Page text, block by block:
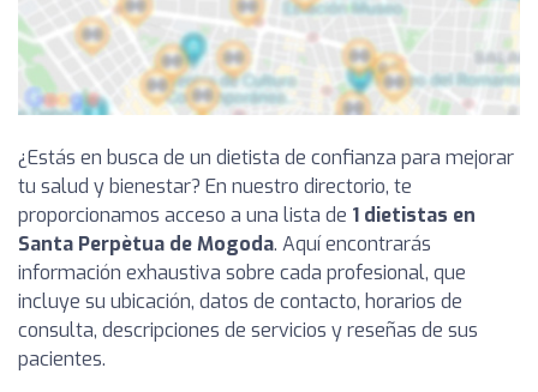
¿Estás en busca de un dietista de confianza para mejorar
tu salud y bienestar? En nuestro directorio, te
proporcionamos acceso a una lista de 1 dietistas en
Santa Perpètua de Mogoda. Aquí encontrarás
información exhaustiva sobre cada profesional, que
incluye su ubicación, datos de contacto, horarios de
consulta, descripciones de servicios y reseñas de sus
pacientes.